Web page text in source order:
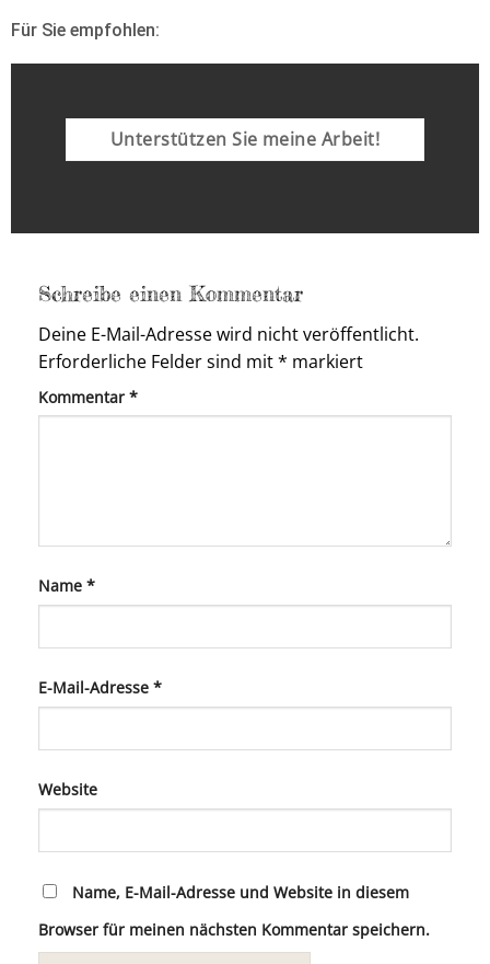
Für Sie empfohlen:
Unterstützen Sie meine Arbeit!
Schreibe einen Kommentar
Deine E-Mail-Adresse wird nicht veröffentlicht.
Erforderliche Felder sind mit* markiert
Kommentar *
Name *
E-Mail-Adresse *
Website
Name, E-Mail-Adresse und Website in diesem
Browser für meinen nächsten Kommentar speichern.